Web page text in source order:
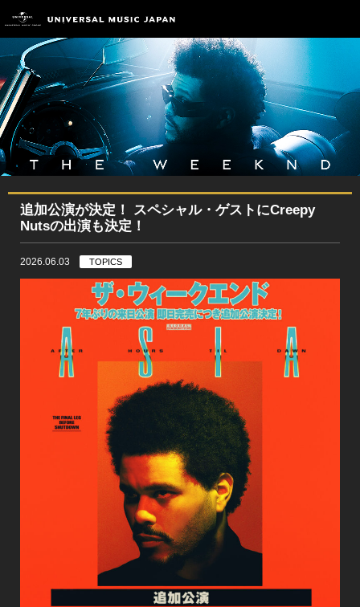
追加公演が決定！ スペシャル・ゲストにCreepy
Nutsの出演も決定！
2026.06.03 TOPICS